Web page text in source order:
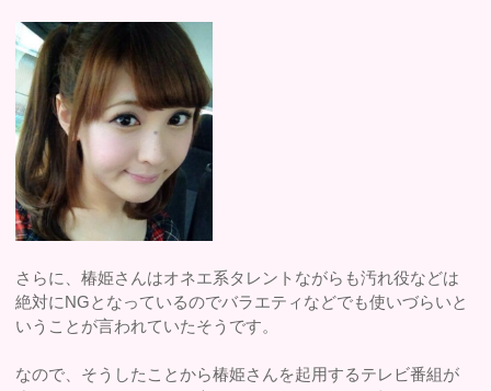
さらに、椿姫さんはオネエ系タレントながらも汚れ役などは
絶対にNGとなっているのでバラエティなどでも使いづらいと
いうことが言われていたそうです。
なので、そうしたことから椿姫さんを起用するテレビ番組が